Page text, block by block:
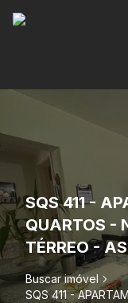
SQS 411 -
QUARTOS -
TÉRREO -
Buscar imóvel
SQS 411 -